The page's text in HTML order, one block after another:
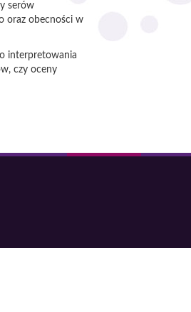
serów
oraz obecności w
interpretowania
czy oceny